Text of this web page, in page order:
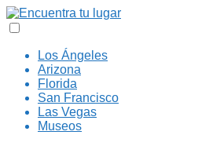
Los Ángeles
Arizona
Florida
San Francisco
Las Vegas
Museos